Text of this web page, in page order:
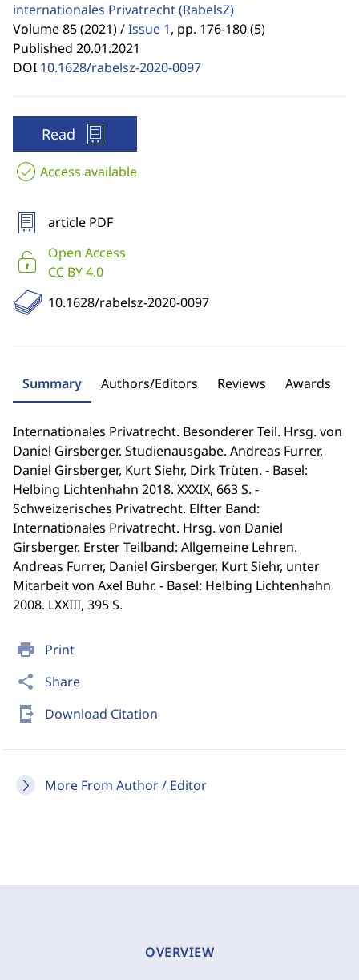
print Print
share Share
send_to_mobile Download Citation
More From Author / Editor
internationales Privatrecht(RabelsZ)
Volume 85 (2021) /Issue 1, pp. 176-180 (5)
Published 20.01.2021
DOI 10.1628/rabelsz-2020-0097
Read
Access available
article PDF
Open Access
CC BY 4.0
10.1628/rabelsz-2020-0097
Summary Authors/Editors Reviews Awards
Internationales Privatrecht. Besonderer Teil. Hrsg. von
Daniel Girsberger. Studienausgabe. Andreas Furrer,
Daniel Girsberger, Kurt Siehr, Dirk Trüten. - Basel:
Helbing Lichtenhahn 2018. XXXIX, 663 S. -
Schweizerisches Privatrecht. Elfter Band:
Internationales Privatrecht. Hrsg. von Daniel
Girsberger. Erster Teilband: Allgemeine Lehren.
Andreas Furrer, Daniel Girsberger, Kurt Siehr, unter
Mitarbeit von Axel Buhr. - Basel: Helbing Lichtenhahn
2008. LXXIII, 395 S.
OVERVIEW